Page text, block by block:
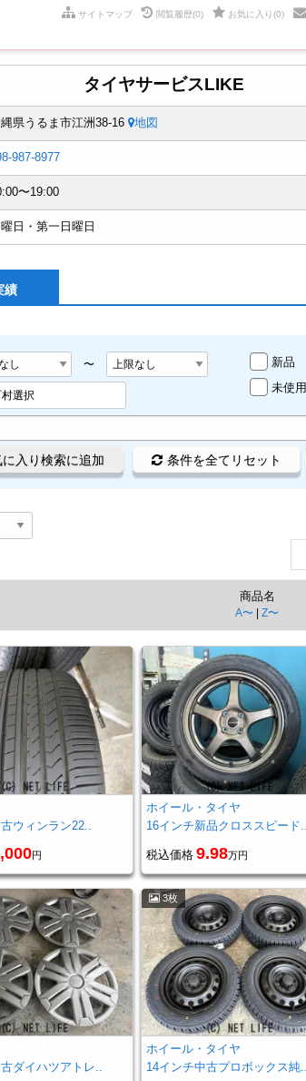
お気に入り(0)
閲覧履歴(0)
サイトマップ
タイヤサービスLIKE
県うるま市江洲38-16 地図
987-8977
〜19:00
曜日・第一日曜日
績
〜
選択
新品
未使用
条件を全てリセット
に入り検索に追加
商品名
A〜 Z〜
ウィンラン22..
円
ホイール・タイヤ
16インチ新品クロススピード..
税込価格 9.98万円
ダイハツアトレ..
3枚
ホイール・タイヤ
14インチ中古プロボックス純..